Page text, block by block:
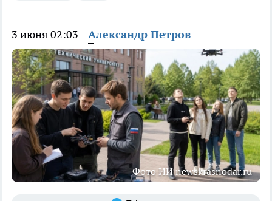
3 июня 02:03 Александр Петров
Фото ИИ newskrasnodar.ru